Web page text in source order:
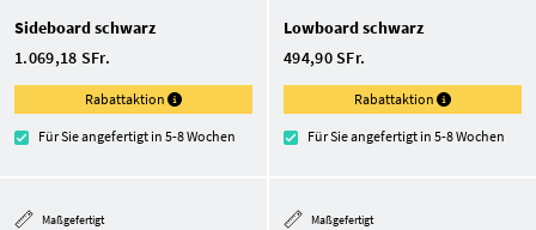
Sideboard schwarz
1.069,18 SFr.
Rabattaktion
Für Sie angefertigt in 5-8 Wochen
Lowboard schwarz
494,90 SFr.
Rabattaktion
Für Sie angefertigt in 5-8 Wochen
Maßgefertigt Maßgefertigt